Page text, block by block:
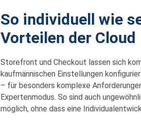
So individuell wie
Vorteilen der Cloud
Storefront und Checkout lassen sich
kaufmännischen Einstellungen
– für besonders komplexe
Expertenmodus. So sind auch
möglich, ohne dass eine